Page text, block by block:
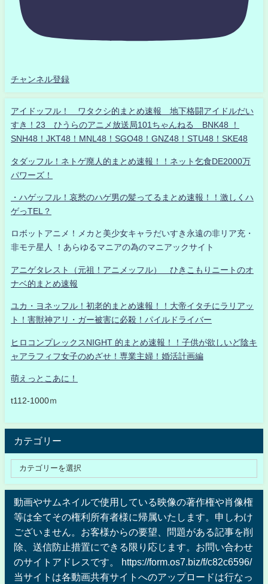
チャンネル登録
アイドッフル！ ワタクシ的まとめ速報 地下格闘アイドルだい
すき！23 ひうらのアニメ放送局101ちゃんねる BNK48 ！
SNH48！JKT48！MNL48！SGO48！GNZ48！STU48！SKE48
タダッフル！ネトゲ廃人的まとめ速報！！ネット乞食DE2000万
パワーズ！
・ハゲッフル！哀愁のハゲ男の髪ってるまとめ速報！！激しくハ
ゲっTEL？
ロボットアニメ！メカと美少女キャラだいすき永遠の非リア充・
非モテ星人 ！あらゆるマニアの為のマニアックサイト
アニゲタレスト（元祖！アニメッフル） ひきこもりニートのオ
ナベ的まとめ速報
ユカ・ヨネッフル！初老的まとめ速報！！大帝イタチにラリアッ
ト！害獣神アリ・ガー被害に必殺！パイルドライバー
ヒロコンプレックスNIGHT 的まとめ速報！！子供が欲しいど陰キ
ャアラフィフ女子のめざせ！専業主婦！婚活計画編
萌えっとこあに！
t112-1000ｍ
カテゴリー
動画やサムネイルで使用している映像の著作権や肖像権
等は全てその権利所有者様に帰属いたします。申しわけ
ございません。お客様からの要望、問題がある記事を削
除、送信防止措置にできる限り応じます。お問い合わせ
のサイトアドレスです。 https://form.os7.biz/f/c82c6596/
当サイトは各動画共有サイトへのアップロードは行なっ